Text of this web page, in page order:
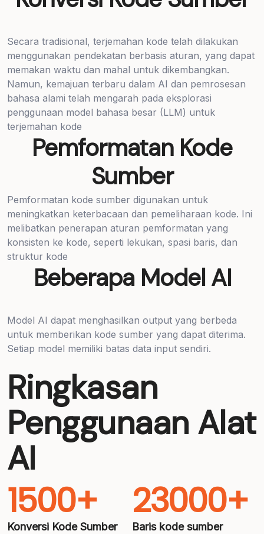
Secara tradisional, terjemahan kode telah dilakukan
menggunakan pendekatan berbasis aturan, yang dapat
memakan waktu dan mahal untuk dikembangkan.
Namun, kemajuan terbaru dalam AI dan pemrosesan
bahasa alami telah mengarah pada eksplorasi
penggunaan model bahasa besar (LLM) untuk
terjemahan kode
Pemformatan Kode
Sumber
Pemformatan kode sumber digunakan untuk
meningkatkan keterbacaan dan pemeliharaan kode. Ini
melibatkan penerapan aturan pemformatan yang
konsisten ke kode, seperti lekukan, spasi baris, dan
struktur kode
Beberapa Model AI
Model AI dapat menghasilkan output yang berbeda
untuk memberikan kode sumber yang dapat diterima.
Setiap model memiliki batas data input sendiri.
Ringkasan
Penggunaan Alat
AI
1500+
Konversi Kode Sumber
23000+
Baris kode sumber